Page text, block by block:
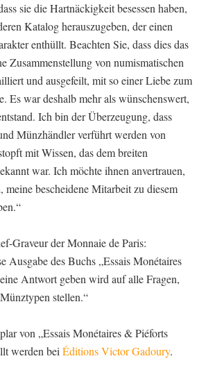
sie die Hartnäckigkeit besessen haben,
Katalog herauszugeben, der einen
enthüllt. Beachten Sie, dass dies das
Zusammenstellung von numismatischen
und ausgefeilt, mit so einer Liebe zum
Es war deshalb mehr als wünschenswert,
Ich bin der Überzeugung, dass
Münzhändler verführt werden von
mit Wissen, das dem breiten
war. Ich möchte ihnen anvertrauen,
bescheidene Mitarbeit zu diesem
Graveur der Monnaie de Paris:
Ausgabe des Buchs „Essais Monétaires
Antwort geben wird auf alle Fragen,
stellen.“
von „Essais Monétaires & Piéforts
werden bei Éditions Victor Gadoury.